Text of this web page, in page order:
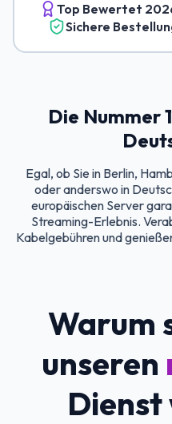
Top Bewertet
Sichere
Die Nummer
Egal, ob Sie in Berlin,
oder anderswo in
europäischen Server
Streaming-Erlebnis.
Kabelgebühren und
Warum
unseren
Dienst